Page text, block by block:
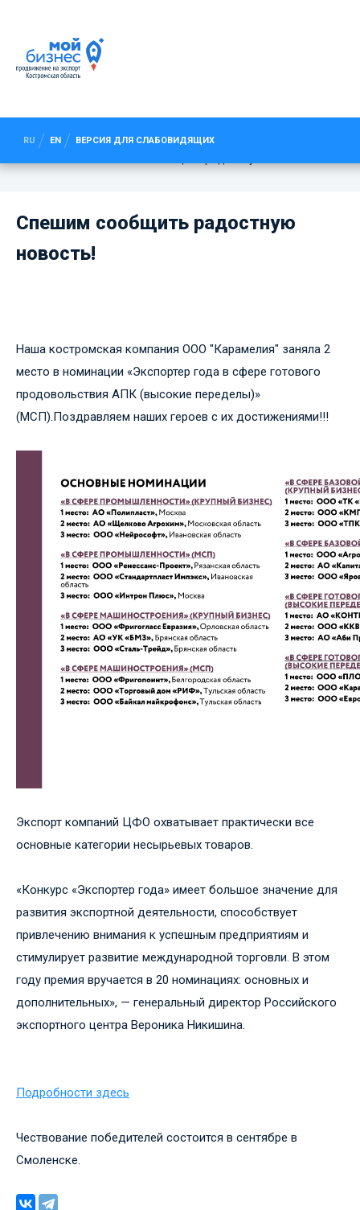
RU EN ВЕРСИЯ ДЛЯ СЛАБОВИДЯЩИХ
НОВОСТЬ!
Спешим сообщить радостную
новость!
Наша костромская компания ООО "Карамелия" заняла 2
место в номинации «Экспортер года в сфере готового
продовольствия АПК (высокие переделы)»
(МСП).Поздравляем наших героев с их достижениями!!!
Экспорт компаний ЦФО охватывает практически все
основные категории несырьевых товаров.
«Конкурс «Экспортер года» имеет большое значение для
развития экспортной деятельности, способствует
привлечению внимания к успешным предприятиям и
стимулирует развитие международной торговли. В этом
году премия вручается в 20 номинациях: основных и
дополнительных», — генеральный директор Российского
экспортного центра Вероника Никишина.
Подробности здесь
Чествование победителей состоится в сентябре в
Смоленске.